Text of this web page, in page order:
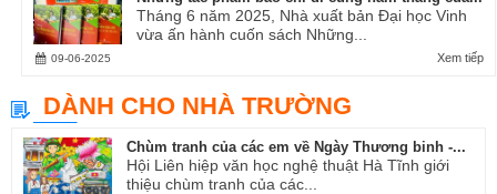
Tháng 6 năm 2025, Nhà xuất bản Đại học Vinh
vừa ấn hành cuốn sách Những...
Xem tiếp
09-06-2025
DÀNH CHO NHÀ TRƯỜNG
Chùm tranh của các em về Ngày Thương binh -...
Hội Liên hiệp văn học nghệ thuật Hà Tĩnh giới
thiệu chùm tranh của các...